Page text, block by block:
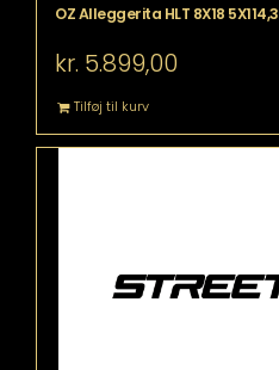
OZ Alleggerita HLT 8X18 5X114,3
kr. 5.899,00
Tilføj til kurv